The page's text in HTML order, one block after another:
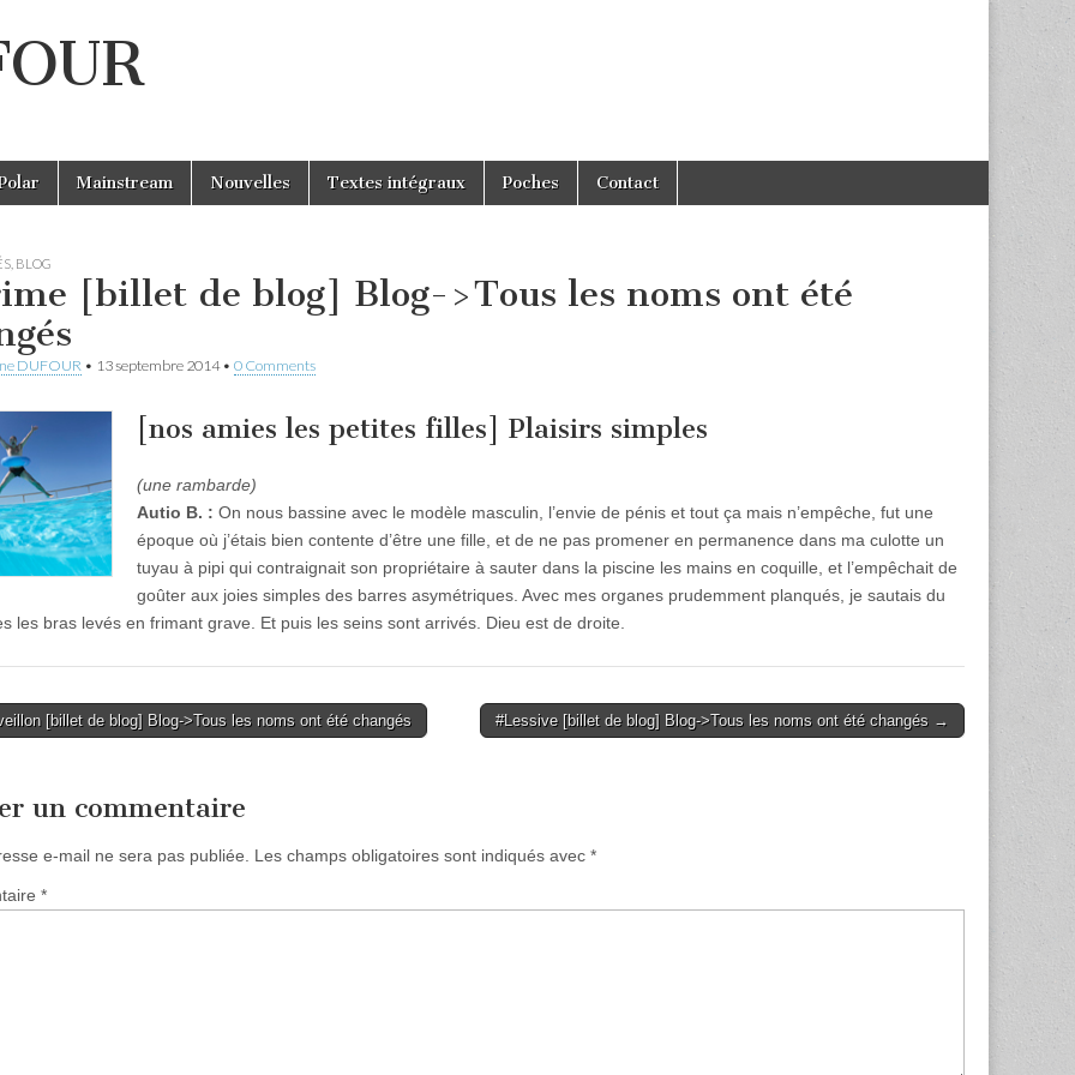
Mainstream Nouvelles Textes intégraux Poches Contact
BLOG
[billet de blog] Blog->Tous les noms ont été
DUFOUR • 13 septembre 2014• 0 Comments
[nos amies les petites filles] Plaisirs simples
(une rambarde)
Autio B. : On nous bassine avec le modèle masculin, l’envie de pénis et tout ça mais n’empêche, fut une
époque où j’étais bien contente d’être une fille, et de ne pas promener en permanence dans ma culotte un
tuyau à pipi qui contraignait son propriétaire à sauter dans la piscine les mains en coquille, et l’empêchait de
goûter aux joies simples des barres asymétriques. Avec mes organes prudemment planqués, je sautais du
les bras levés en frimant grave. Et puis les seins sont arrivés. Dieu est de droite.
[billet de blog] Blog->Tous les noms ont été changés #Lessive [billet de blog] Blog->Tous les noms ont été changés →
un commentaire
e-mail ne sera pas publiée. Les champs obligatoires sont indiqués avec *
*